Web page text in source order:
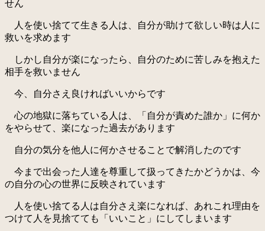
せん
人を使い捨てて生きる人は、自分が助けて欲しい時は人に
救いを求めます
しかし自分が楽になったら、自分のために苦しみを抱えた
相手を救いません
今、自分さえ良ければいいからです
心の地獄に落ちている人は、「自分が責めた誰か」に何か
をやらせて、楽になった過去があります
自分の気分を他人に何かさせることで解消したのです
今まで出会った人達を尊重して扱ってきたかどうかは、今
の自分の心の世界に反映されています
人を使い捨てる人は自分さえ楽になれば、あれこれ理由を
つけて人を見捨てても「いいこと」にしてしまいます